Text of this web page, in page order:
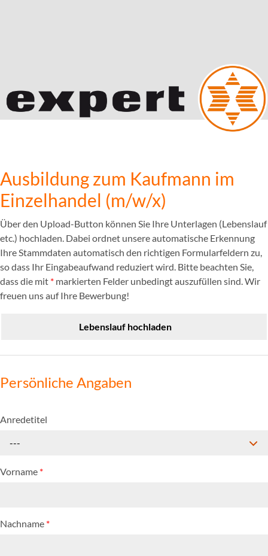
Ausbildung zum Kaufmann im
Einzelhandel (m/w/x)
Über den Upload-Button können Sie Ihre Unterlagen (Lebenslauf
etc.) hochladen. Dabei ordnet unsere automatische Erkennung
Ihre Stammdaten automatisch den richtigen Formularfeldern zu,
so dass Ihr Eingabeaufwand reduziert wird. Bitte beachten Sie,
dass die mit * markierten Felder unbedingt auszufüllen sind. Wir
freuen uns auf Ihre Bewerbung!
Lebenslauf hochladen
Persönliche Angaben
Anredetitel
---
Vorname *
Nachname *